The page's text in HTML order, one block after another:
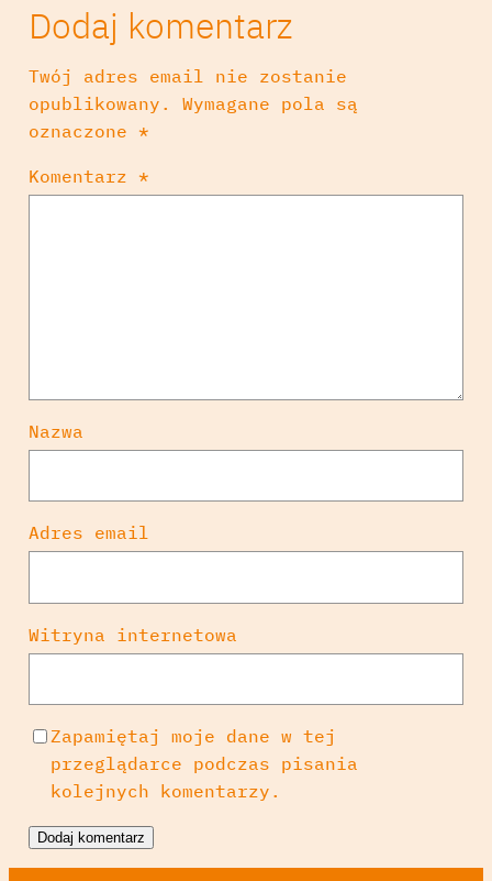
Dodaj komentarz
Twój adres email nie zostanie
opublikowany.
Wymagane pola są
oznaczone *
Komentarz *
Nazwa
Adres email
Witryna internetowa
Zapamiętaj moje dane w tej
przeglądarce podczas pisania
kolejnych komentarzy.